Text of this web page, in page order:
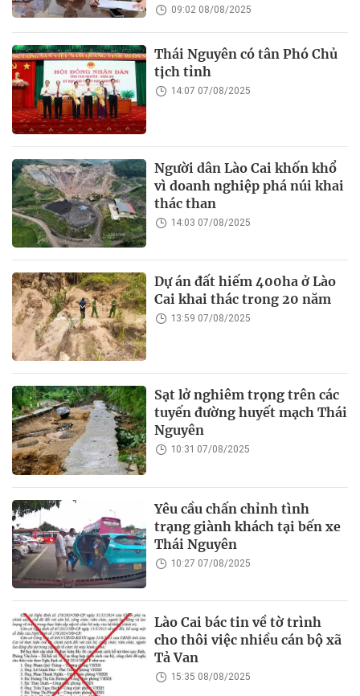
09:02 08/08/2025
Thái Nguyên có tân Phó Chủ
tịch tỉnh
14:07 07/08/2025
Người dân Lào Cai khốn khổ
vì doanh nghiệp phá núi khai
thác than
14:03 07/08/2025
Dự án đất hiếm 400ha ở Lào
Cai khai thác trong 20 năm
13:59 07/08/2025
Sạt lở nghiêm trọng trên các
tuyến đường huyết mạch Thái
Nguyên
10:31 07/08/2025
Yêu cầu chấn chỉnh tình
trạng giành khách tại bến xe
Thái Nguyên
10:27 07/08/2025
Lào Cai bác tin về tờ trình
cho thôi việc nhiều cán bộ xã
Tả Van
15:35 08/08/2025